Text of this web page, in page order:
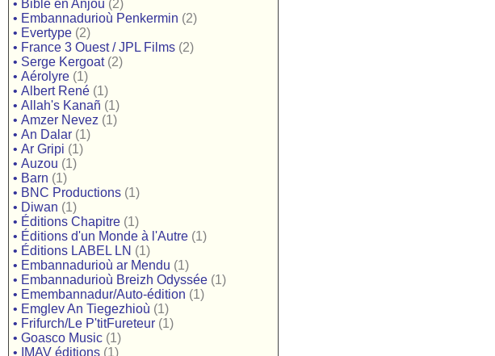
• Bible en Anjou (2)
• Embannadurioù Penkermin (2)
• Evertype (2)
• France 3 Ouest / JPL Films (2)
• Serge Kergoat (2)
• Aérolyre (1)
• Albert René (1)
• Allah's Kanañ (1)
• Amzer Nevez (1)
• An Dalar (1)
• Ar Gripi (1)
• Auzou (1)
• Barn (1)
• BNC Productions (1)
• Diwan (1)
• Éditions Chapitre (1)
• Éditions d'un Monde à l'Autre (1)
• Éditions LABEL LN (1)
• Embannadurioù ar Mendu (1)
• Embannadurioù Breizh Odyssée (1)
• Emembannadur/Auto-édition (1)
• Emglev An Tiegezhioù (1)
• Frifurch/Le P'titFureteur (1)
• Goasco Music (1)
•
IMAV éditions (1)